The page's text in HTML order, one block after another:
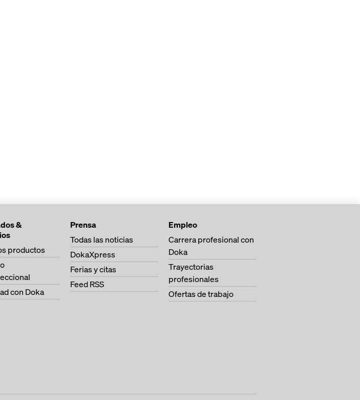
&
productos
con Doka
Prensa
Todas las noticias
DokaXpress
Ferias y citas
Feed RSS
Empleo
Carrera profesional con
Doka
Trayectorias
profesionales
Ofertas de trabajo